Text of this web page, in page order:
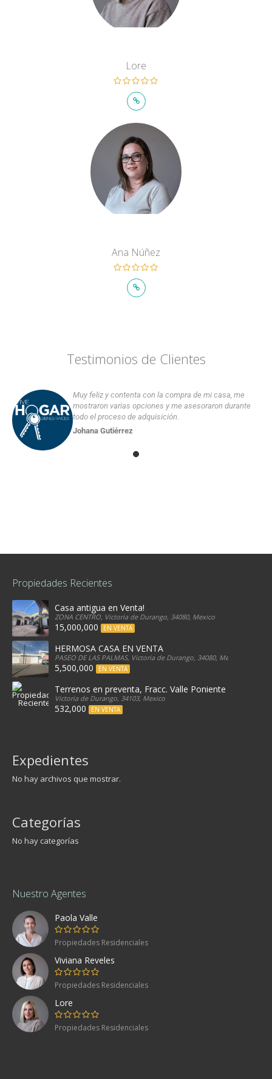
Lore
Ana Núñez
Testimonios de Clientes
Muy feliz y contenta con la compra de mi casa, me
mostraron varias opciones y me asesoraron durante
todo el proceso de adquisición.
Johana Gutiérrez
Propiedades Recientes
Casa antigua en Venta!
ZONA CENTRO, Victoria de Durango, 34080, Mexico
15,000,000 EN VENTA
HERMOSA CASA EN VENTA
PASEO DE LAS PALMAS, Victoria de Durango, 34080, Mexico
5,500,000 EN VENTA
Terrenos en preventa, Fracc. Valle Poniente
Victoria de Durango, 34103, Mexico
532,000 EN VENTA
Expedientes
No hay archivos que mostrar.
Categorías
No hay categorías
Nuestro Agentes
Paola Valle
Propiedades Residenciales
Viviana Reveles
Propiedades Residenciales
Lore
Propiedades Residenciales